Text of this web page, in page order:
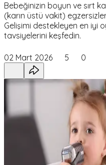
Bebeğinizin boyun ve sırt
(karın üstü vakit)
Gelişimi destekleyen en iyi
tavsiyelerini keşfedin.
02 Mart 2026 5 0